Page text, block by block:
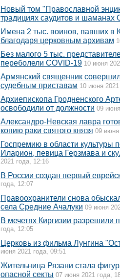
Новый том "Православной
традициях саудитов и шаманах
Имена 2 тыс. воинов, павших в
благодаря церковным архивам
Без малого 5 тыс.
переболели COVID-19 10 июня
Армянский священник
судебным приставам 10 июня
Архиепископа Гродненского
освободили от должности 09
Александро-Невская лавра
копию раки святого князя 09 июня
Госпремию в области культуры
Иларион, певица Герзмава и
2021 года, 12:16
В России создан первый
года, 12:07
Правоохранители снова
села Средние Ачалуки 09 июня
В мечетях Киргизии разрешили
года, 12:05
Церковь из фильма Лунгина
июня 2021 года, 09:51
Жительница Рязани стала
опасной секты 07 июня 2021 года,